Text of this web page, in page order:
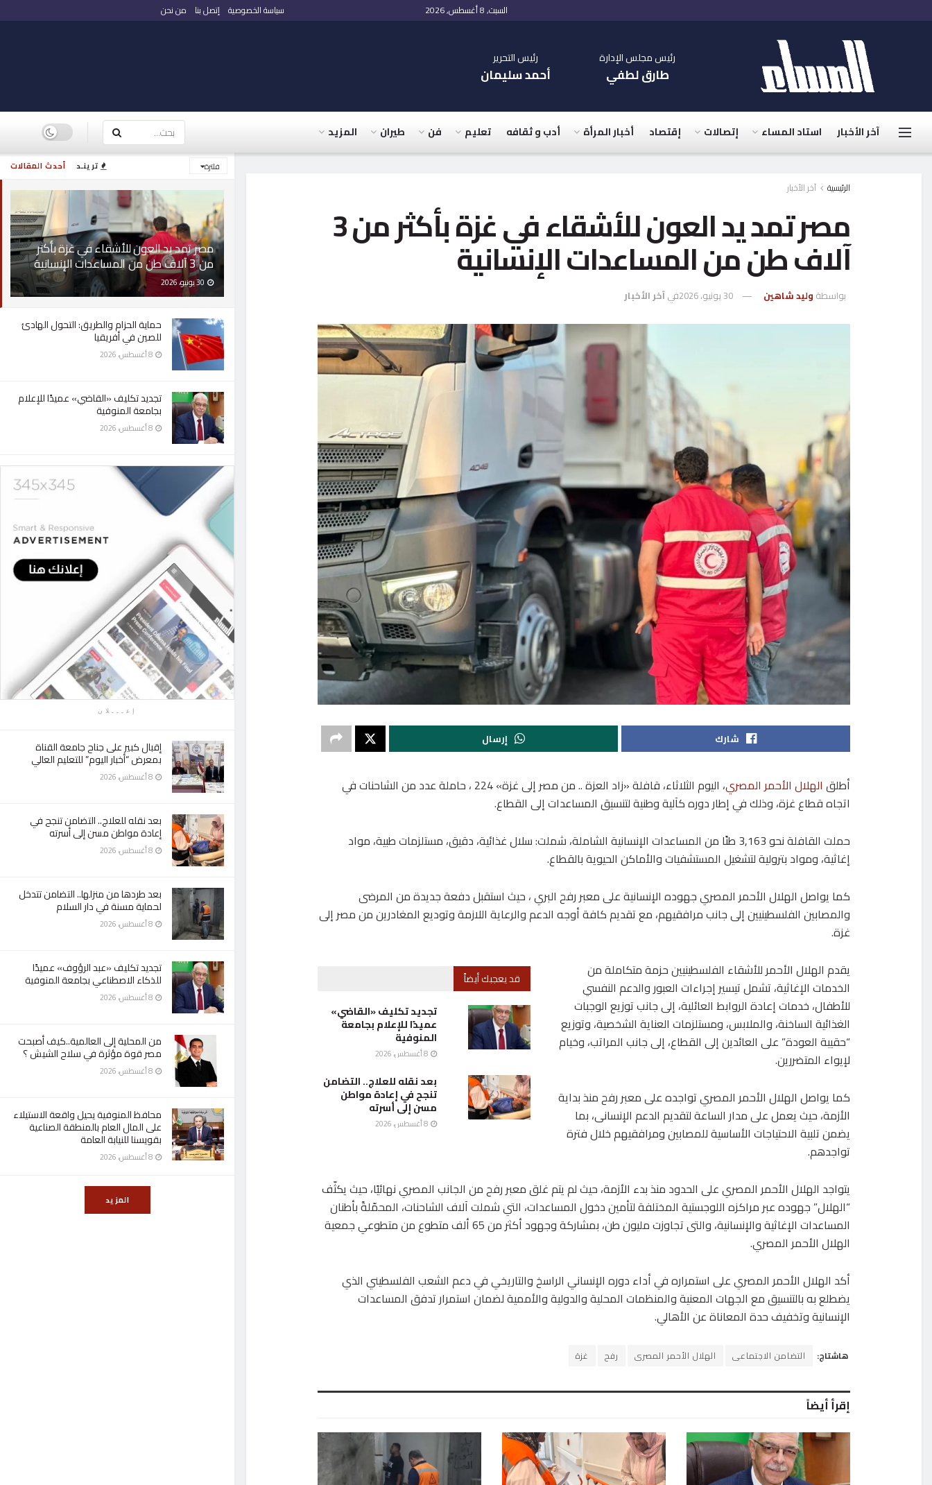
أحدث المقالات ترينـد فلترة
مصر تمد يد العون للأشقاء في غزة بأكثر
من 3 آلاف طن من المساعدات الإنسانية
حماية الحزام والطريق: التحول الهادئ
للصين في أفريقيا
تجديد تكليف «القاضي» عميدًا للإعلام
بجامعة المنوفية
إعـــلان
إقبال كبير على جناح جامعة القناة
بمعرض “أخبار اليوم” للتعليم العالي
بعد نقله للعلاج.. التضامن تنجح في
إعادة مواطن مسن إلى أسرته
بعد طردها من منزلها.. التضامن تتدخل
لحماية مسنة في دار السلام
تجديد تكليف «عبد الرؤوف» عميدًا
للذكاء الاصطناعي بجامعة المنوفية
من المحلية إلى العالمية..كيف أصبحت
مصر قوة مؤثرة في سلاح الشيش ؟
محافظ المنوفية يحيل واقعة الاستيلاء
على المال العام بالمنطقة الصناعية
بقويسنا للنيابة العامة
المزيد
السبت, 8 أغسطس, 2026 سياسة الخصوصية إتصل بنا من نحن
رئيس مجلس الإدارة
طارق لطفي
رئيس التحرير
أحمد سليمان
آخر الأخبار استاد المساء إتصالات إقتصاد أخبار المرأة أدب و ثقافه تعليم فن طيران المزيد
الرئيسية آخر الأخبار
مصر تمد يد العون للأشقاء في غزة بأكثر من 3
آلاف طن من المساعدات الإنسانية
بواسطة وليد شاهين 30 يونيو، 2026 فيآخر الأخبار
شارك إرسال
أطلق الهلال الأحمر المصري
، اليوم الثلاثاء، قافلة «زاد العزة .. من مصر إلى غزة» 224 ، حاملة عدد من الشاحنات في
اتجاه قطاع غزة، وذلك في إطار دوره كآلية وطنية لتنسيق المساعدات إلى القطاع.
حملت القافلة نحو 3,163 طنًا من المساعدات الإنسانية الشاملة، شملت: سلال غذائية، دقيق، مستلزمات طبية، مواد
إغاثية، ومواد بترولية لتشغيل المستشفيات والأماكن الحيوية بالقطاع.
كما يواصل الهلال الأحمر المصري جهوده الإنسانية على معبر رفح البري ، حيث استقبل دفعة جديدة من المرضى
والمصابين الفلسطينيين إلى جانب مرافقيهم، مع تقديم كافة أوجه الدعم والرعاية اللازمة وتوديع المغادرين من مصر إلى
غزة.
قد يعجبك أيضاً
تجديد تكليف «القاضي»
عميدًا للإعلام بجامعة
المنوفية
بعد نقله للعلاج.. التضامن
تنجح في إعادة مواطن
مسن إلى أسرته
يقدم الهلال الأحمر للأشقاء الفلسطينيين حزمة متكاملة من
الخدمات الإغاثية، تشمل تيسير إجراءات العبور والدعم النفسي
للأطفال، خدمات إعادة الروابط العائلية، إلى جانب توزيع الوجبات
الغذائية الساخنة، والملابس، ومستلزمات العناية الشخصية، وتوزيع
“حقيبة العودة” على العائدين إلى القطاع، إلى جانب المراتب، وخيام
لإيواء المتضررين.
كما يواصل الهلال الأحمر المصري تواجده على معبر رفح منذ بداية
الأزمة، حيث يعمل على مدار الساعة لتقديم الدعم الإنسانى، بما
يضمن تلبية الاحتياجات الأساسية للمصابين ومرافقيهم خلال فترة
تواجدهم.
يتواجد الهلال الأحمر المصري على الحدود منذ بدء الأزمة، حيث لم يتم غلق معبر رفح من الجانب المصري نهائيًا، حيث يكثّف
“الهلال” جهوده عبر مراكزه اللوجستية المختلفة لتأمين دخول المساعدات، التي شملت آلاف الشاحنات، المحمّلةً بأطنان
المساعدات الإغاثية والإنسانية، والتى تجاوزت مليون طن، بمشاركة وجهود أكثر من 65 ألف متطوع من متطوعي جمعية
الهلال الأحمر المصري.
أكد الهلال الأحمر المصري على استمراره في أداء دوره الإنساني الراسخ والتاريخي في دعم الشعب الفلسطيني الذي
يضطلع به بالتنسيق مع الجهات المعنية والمنظمات المحلية والدولية والأممية لضمان استمرار تدفق المساعدات
الإنسانية وتخفيف حدة المعاناة عن الأهالي.
هاشتاج: التضامن الاجتماعى الهلال الأحمر المصرى رفح غزة
إقرأ أيضاً